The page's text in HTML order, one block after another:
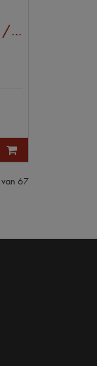
GLOEILAMP 6VOLT 21/5W
van 67